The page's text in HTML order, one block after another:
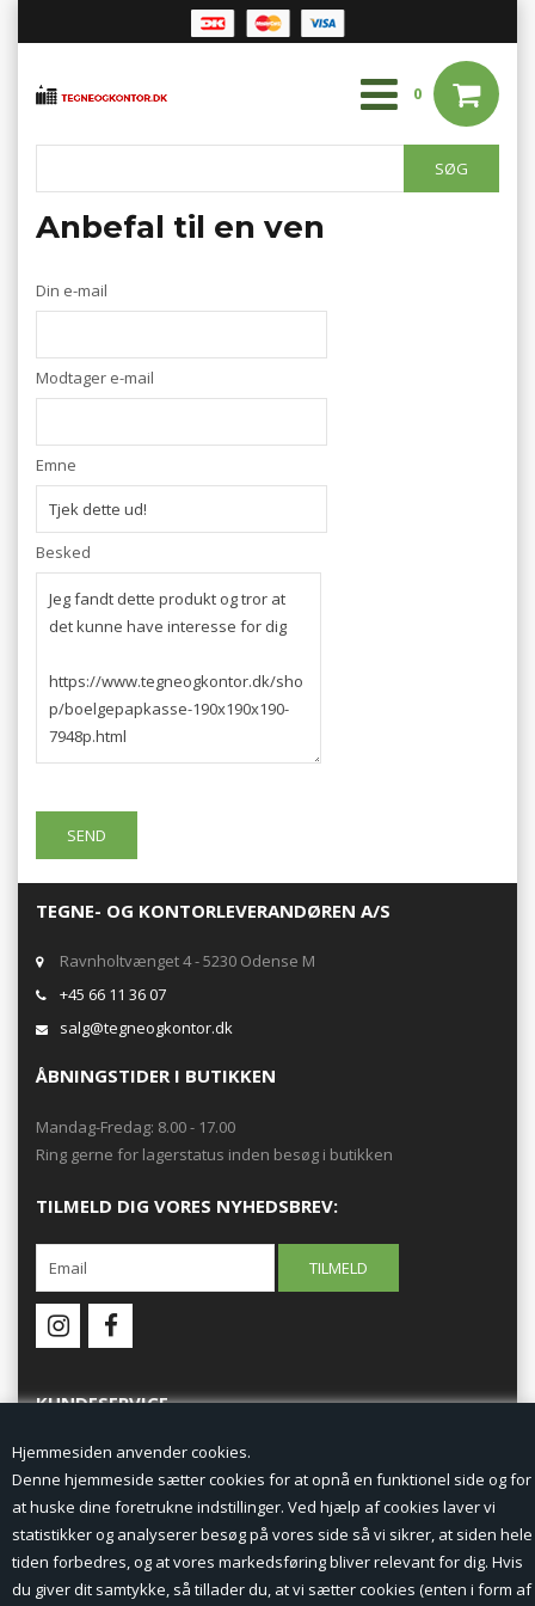
Hjemmesiden anvender cookies.
Denne hjemmeside sætter cookies for at opnå en funktionel side og for
at huske dine foretrukne indstillinger. Ved hjælp af cookies laver vi
statistikker og analyserer besøg på vores side så vi sikrer, at siden hele
tiden forbedres, og at vores markedsføring bliver relevant for dig. Hvis
du giver dit samtykke, så tillader du, at vi sætter cookies (enten i form af
0
Anbefal til en ven
Din e-mail
Modtager e-mail
Emne
Besked
TEGNE- OG KONTORLEVERANDØREN A/S
Ravnholtvænget 4 - 5230 Odense M
+45 66 11 36 07
salg@tegneogkontor.dk
ÅBNINGSTIDER I BUTIKKEN
Mandag-Fredag: 8.00 - 17.00
Ring gerne for lagerstatus inden besøg i butikken
TILMELD DIG VORES NYHEDSBREV:
KUNDESERVICE
Forside
Min Konto
Nyheder